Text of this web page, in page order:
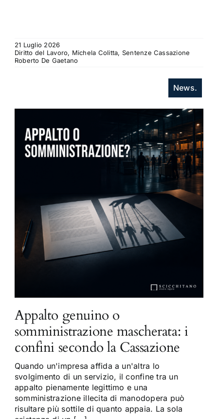
21 Luglio 2026
Diritto del Lavoro, Michela Colitta, Sentenze Cassazione
Roberto De Gaetano
News.
Appalto genuino o
somministrazione mascherata: i
confini secondo la Cassazione
Quando un'impresa affida a un'altra lo
svolgimento di un servizio, il confine tra un
appalto pienamente legittimo e una
somministrazione illecita di manodopera può
risultare più sottile di quanto appaia. La sola